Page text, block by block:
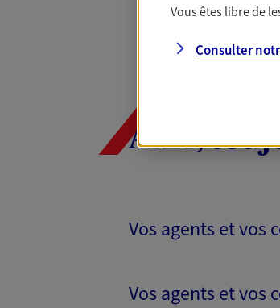
AXA,
Vos agents et vos
Vos agents et vos
Vous êtes libre de
Consulter